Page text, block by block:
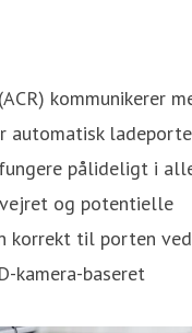
kommunikerer
automatisk
pålideligt i
og potentielle
korrekt til porten ved
kamera-baseret